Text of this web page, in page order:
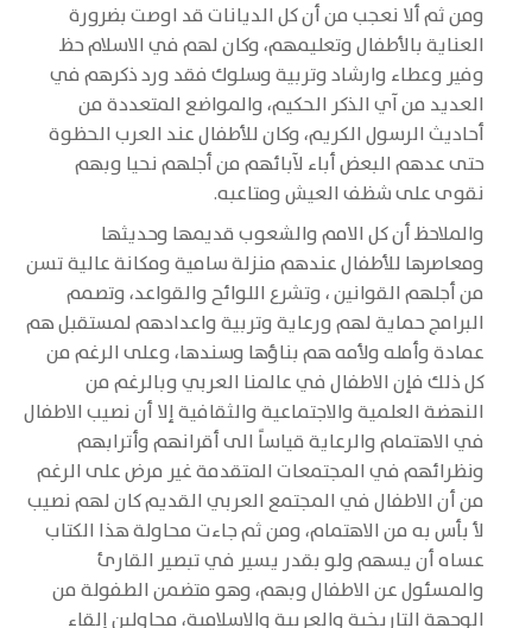
ومن ثم ألا نعجب من أن كل الديانات قد اوصت بضرورة
العناية بالأطفال وتعليمهم، وكان لهم في الاسلام حظ
وفير وعطاء وارشاد وتربية وسلوك فقد ورد ذكرهم في
العديد من آي الذكر الحكيم، والمواضع المتعددة من
أحاديث الرسول الكريم، وكان للأطفال عند العرب الحظوة
حتى عدهم البعض أباء لآبائهم من أجلهم نحيا وبهم
نقوى على شظف العيش ومتاعبه.
والملاحظ أن كل الامم والشعوب قديمها وحديثها
ومعاصرها للأطفال عندهم منزلة سامية ومكانة عالية تسن
من أجلهم القوانين ، وتشرع اللوائح والقواعد، وتصمم
البرامج حماية لهم ورعاية وتربية واعدادهم لمستقبل هم
عمادة وأمله ولأمه هم بناؤها وسندها، وعلى الرغم من
كل ذلك فإن الاطفال في عالمنا العربي وبالرغم من
النهضة العلمية والاجتماعية والثقافية إلا أن نصيب الاطفال
في الاهتمام والرعاية قياساً الى أقرانهم وأترابهم
ونظرائهم في المجتمعات المتقدمة غير مرض على الرغم
من أن الاطفال في المجتمع العربي القديم كان لهم نصيب
لأ بأس به من الاهتمام، ومن ثم جاءت محاولة هذا الكتاب
عساه أن يسهم ولو بقدر يسير في تبصير القارئ
والمسئول عن الاطفال وبهم، وهو متضمن الطفولة من
الوجهة التاريخية والعربية والاسلامية، محاولين إلقاء